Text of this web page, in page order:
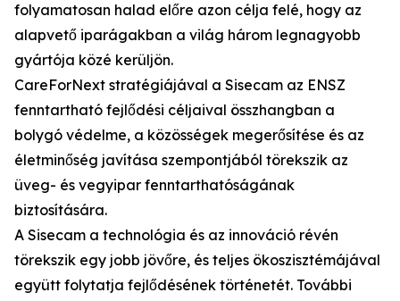
folyamatosan halad előre azon célja felé, hogy az
alapvető iparágakban a világ három legnagyobb
gyártója közé kerüljön.
CareForNext stratégiájával a Sisecam az ENSZ
fenntartható fejlődési céljaival összhangban a
bolygó védelme, a közösségek megerősítése és az
életminőség javítása szempontjából törekszik az
üveg- és vegyipar fenntarthatóságának
biztosítására.
A Sisecam a technológia és az innováció révén
törekszik egy jobb jövőre, és teljes ökoszisztémájával
együtt folytatja fejlődésének történetét. További